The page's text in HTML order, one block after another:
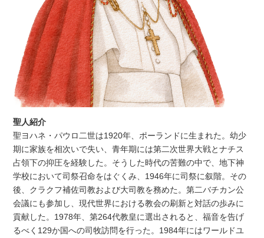
聖人紹介
聖ヨハネ・パウロ二世は1920年、ポーランドに生まれた。幼少
期に家族を相次いで失い、青年期には第二次世界大戦とナチス
占領下の抑圧を経験した。そうした時代の苦難の中で、地下神
学校において司祭召命をはぐくみ、1946年に司祭に叙階。その
後、クラクフ補佐司教および大司教を務めた。第二バチカン公
会議にも参加し、現代世界における教会の刷新と対話の歩みに
貢献した。1978年、第264代教皇に選出されると、福音を告げ
るべく129か国への司牧訪問を行った。1984年にはワールドユ